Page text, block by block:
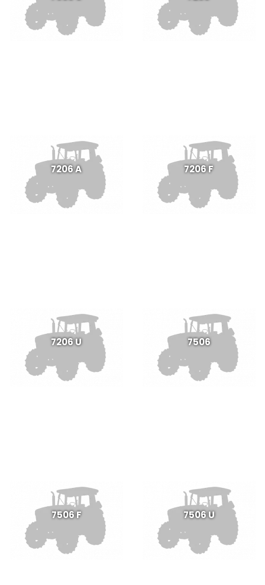
7206 A 7206 F
7206 U 7506
7506 F 7506 U